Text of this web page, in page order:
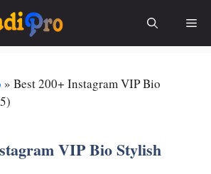
» Best 200+ Instagram VIP Bio
VIP Bio Stylish